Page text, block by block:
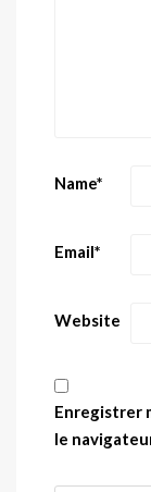
Name*
Email*
Website
Enregistrer
le